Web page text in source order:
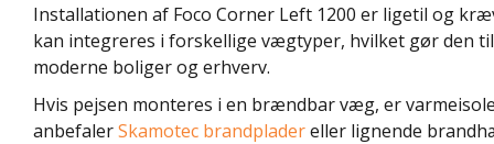
Installationen af Foco Corner Left 1200 er ligetil og
kan integreres i forskellige vægtyper, hvilket gør den
moderne boliger og erhverv.
Hvis pejsen monteres i en brændbar væg, er
anbefalerSkamotec brandpladereller lignende